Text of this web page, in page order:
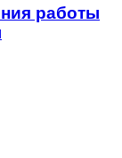
работы